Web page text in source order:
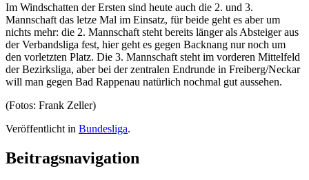
Im Windschatten der Ersten sind heute auch die 2. und 3.
Mannschaft das letze Mal im Einsatz, für beide geht es aber um
nichts mehr: die 2. Mannschaft steht bereits länger als Absteiger aus
der Verbandsliga fest, hier geht es gegen Backnang nur noch um
den vorletzten Platz. Die 3. Mannschaft steht im vorderen Mittelfeld
der Bezirksliga, aber bei der zentralen Endrunde in Freiberg/Neckar
will man gegen Bad Rappenau natürlich nochmal gut aussehen.
(Fotos: Frank Zeller)
Veröffentlicht in Bundesliga.
Beitragsnavigation